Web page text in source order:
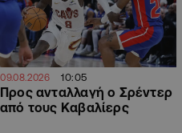
09.08.2026 10:05
Προς ανταλλαγή ο Σρέντερ
από τους Καβαλίερς